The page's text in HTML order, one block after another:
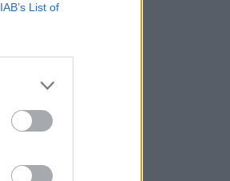
IAB’s List of